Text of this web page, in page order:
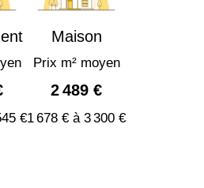
€
Maison
Prix m² moyen
2 489 €
1 678 € à 3 300 €